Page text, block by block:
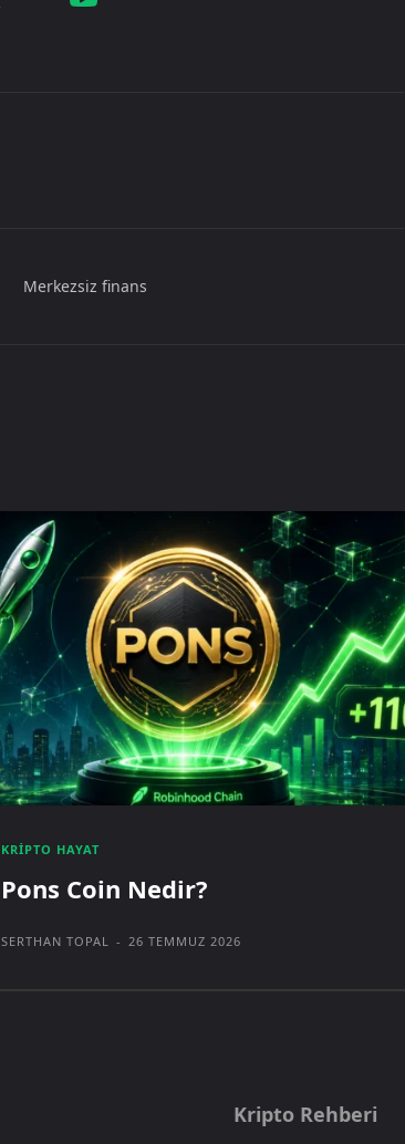
Merkezsiz finans
KRIPTO HAYAT
Pons Coin Nedir?
SERTHAN TOPAL - 26 TEMMUZ 2026
Kripto Rehberi